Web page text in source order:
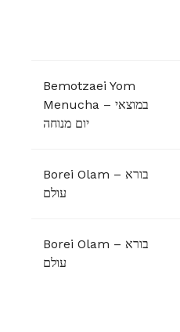
Bemotzaei Yom
Menucha – במוצאי
יום מנוחה
Borei Olam – בורא
עולם
Borei Olam – בורא
עולם